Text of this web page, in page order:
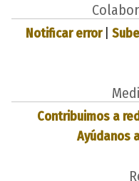
Notificar error|
Contribuimos a
Ayúdanos